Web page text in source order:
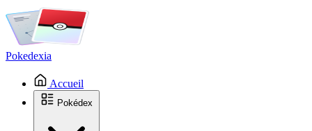
Pokedexia
Accueil